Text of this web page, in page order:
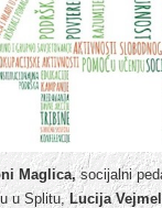
Maglica,socijalni
u Splitu,Lucija